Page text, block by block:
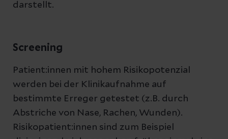
darstellt.
Screening
Patient:innen mit hohem Risikopotenzial
werden bei der Klinikaufnahme auf
bestimmte Erreger getestet (z.B. durch
Abstriche von Nase, Rachen, Wunden).
Risikopatient:innen sind zum Beispiel